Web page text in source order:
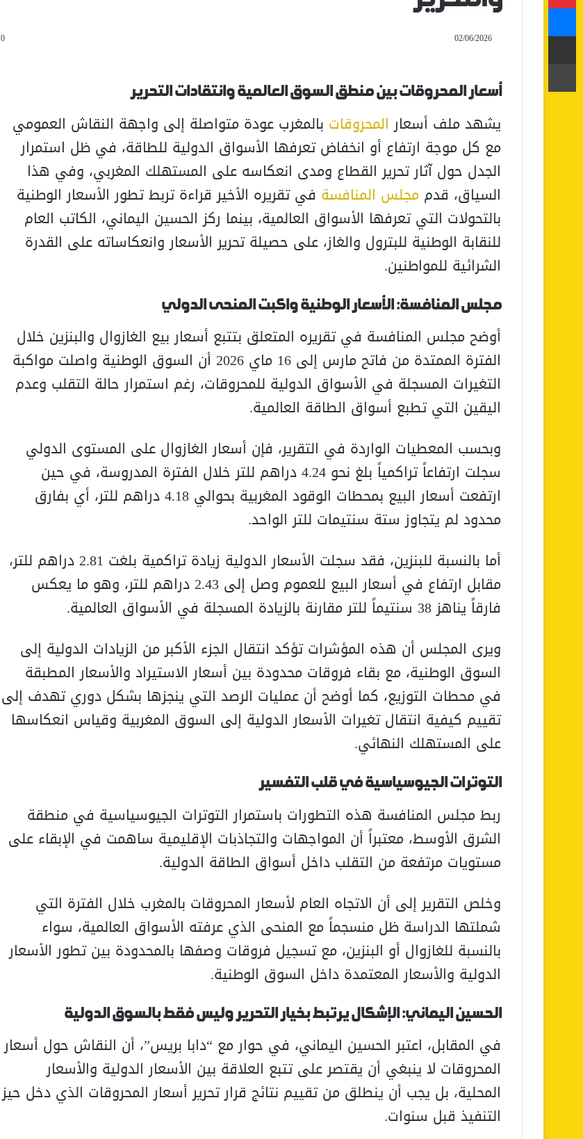
02/06/2026
0
أسعار المحروقات بين منطق السوق العالمية وانتقادات التحرير
يشهد ملف أسعار المحروقات بالمغرب عودة متواصلة إلى واجهة النقاش العمومي
مع كل موجة ارتفاع أو انخفاض تعرفها الأسواق الدولية للطاقة، في ظل استمرار
الجدل حول آثار تحرير القطاع ومدى انعكاسه على المستهلك المغربي، وفي هذا
السياق، قدم مجلس المنافسة في تقريره الأخير قراءة تربط تطور الأسعار الوطنية
بالتحولات التي تعرفها الأسواق العالمية، بينما ركز الحسين اليماني، الكاتب العام
للنقابة الوطنية للبترول والغاز، على حصيلة تحرير الأسعار وانعكاساته على القدرة
الشرائية للمواطنين.
مجلس المنافسة: الأسعار الوطنية واكبت المنحى الدولي
أوضح مجلس المنافسة في تقريره المتعلق بتتبع أسعار بيع الغازوال والبنزين خلال
الفترة الممتدة من فاتح مارس إلى 16 ماي 2026 أن السوق الوطنية واصلت مواكبة
التغيرات المسجلة في الأسواق الدولية للمحروقات، رغم استمرار حالة التقلب وعدم
اليقين التي تطبع أسواق الطاقة العالمية.
وبحسب المعطيات الواردة في التقرير، فإن أسعار الغازوال على المستوى الدولي
سجلت ارتفاعاً تراكمياً بلغ نحو 4.24 دراهم للتر خلال الفترة المدروسة، في حين
ارتفعت أسعار البيع بمحطات الوقود المغربية بحوالي 4.18 دراهم للتر، أي بفارق
محدود لم يتجاوز ستة سنتيمات للتر الواحد.
أما بالنسبة للبنزين، فقد سجلت الأسعار الدولية زيادة تراكمية بلغت 2.81 دراهم للتر،
مقابل ارتفاع في أسعار البيع للعموم وصل إلى 2.43 دراهم للتر، وهو ما يعكس
فارقاً يناهز 38 سنتيماً للتر مقارنة بالزيادة المسجلة في الأسواق العالمية.
ويرى المجلس أن هذه المؤشرات تؤكد انتقال الجزء الأكبر من الزيادات الدولية إلى
السوق الوطنية، مع بقاء فروقات محدودة بين أسعار الاستيراد والأسعار المطبقة
في محطات التوزيع، كما أوضح أن عمليات الرصد التي ينجزها بشكل دوري تهدف إلى
تقييم كيفية انتقال تغيرات الأسعار الدولية إلى السوق المغربية وقياس انعكاسها
على المستهلك النهائي.
التوترات الجيوسياسية في قلب التفسير
ربط مجلس المنافسة هذه التطورات باستمرار التوترات الجيوسياسية في منطقة
الشرق الأوسط، معتبراً أن المواجهات والتجاذبات الإقليمية ساهمت في الإبقاء على
مستويات مرتفعة من التقلب داخل أسواق الطاقة الدولية.
وخلص التقرير إلى أن الاتجاه العام لأسعار المحروقات بالمغرب خلال الفترة التي
شملتها الدراسة ظل منسجماً مع المنحى الذي عرفته الأسواق العالمية، سواء
بالنسبة للغازوال أو البنزين، مع تسجيل فروقات وصفها بالمحدودة بين تطور الأسعار
الدولية والأسعار المعتمدة داخل السوق الوطنية.
الحسين اليماني: الإشكال يرتبط بخيار التحرير وليس فقط بالسوق الدولية
في المقابل، اعتبر الحسين اليماني، في حوار مع “دابا بريس”، أن النقاش حول أسعار
المحروقات لا ينبغي أن يقتصر على تتبع العلاقة بين الأسعار الدولية والأسعار
المحلية، بل يجب أن ينطلق من تقييم نتائج قرار تحرير أسعار المحروقات الذي دخل حيز
التنفيذ قبل سنوات.